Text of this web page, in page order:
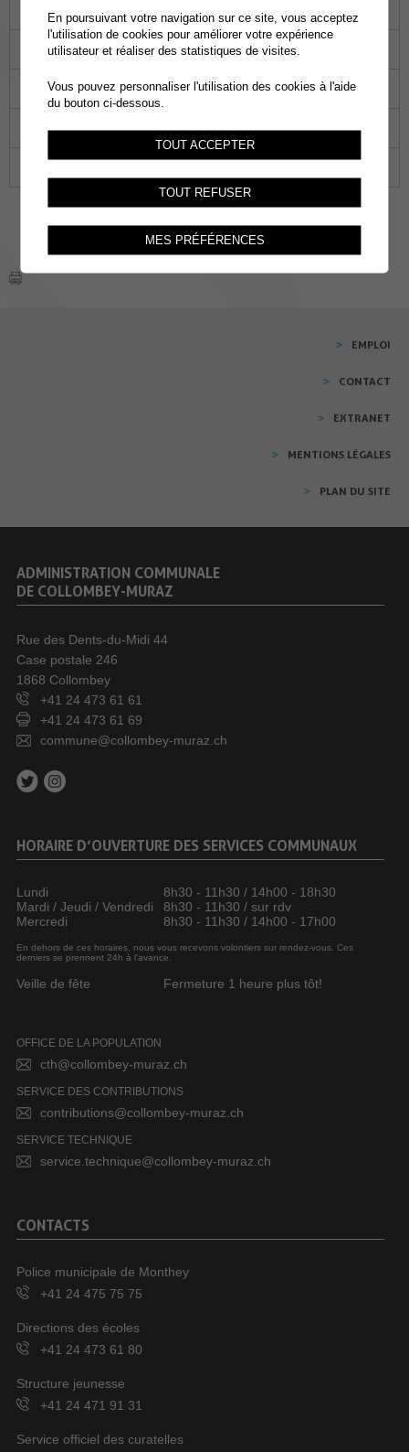
30 01
05 06 07 08
12 13 14 15 16
19 20 21 22 23
EMPLOI
CONTACT
EXTRANET
MENTIONS LÉGALES
PLAN DU SITE
ADMINISTRATION COMMUNALE
DE COLLOMBEY-MURAZ
Rue des Dents-du-Midi 44
Case postale 246
1868 Collombey
+41 24 473 61 61
+41 24 473 61 69
commune@collombey-muraz.ch
HORAIRE D’OUVERTURE DES SERVICES COMMUNAUX
Lundi
8h30 - 11h30 / 14h00 - 18h30
Mardi / Jeudi / Vendredi
8h30 - 11h30 / sur rdv
Mercredi
8h30 - 11h30 / 14h00 - 17h00
En dehors de ces horaires, nous vous recevons volontiers sur rendez-vous. Ces
derniers se prennent 24h à l’avance.
Veille de fête Fermeture 1 heure plus tôt!
OFFICE DE LA POPULATION
cth@collombey-muraz.ch
SERVICE DES CONTRIBUTIONS
contributions@collombey-muraz.ch
SERVICE TECHNIQUE
service.technique@collombey-muraz.ch
CONTACTS
Police municipale de Monthey
+41 24 475 75 75
Directions des écoles
+41 24 473 61 80
Structure jeunesse
+41 24 471 91 31
Service officiel des curatelles
En poursuivant votre navigation sur ce site, vous acceptez
l'utilisation de cookies pour améliorer votre expérience
utilisateur et réaliser des statistiques de visites.
Vous pouvez personnaliser l'utilisation des cookies à l'aide
du bouton ci-dessous.
TOUT ACCEPTER
TOUT REFUSER
MES PRÉFÉRENCES